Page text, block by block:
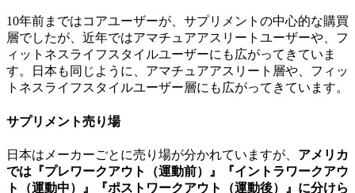
10年前まではコアユーザーが、サプリメントの中心的な購買
層でしたが、近年ではアマチュアアスリートユーザーや、フ
ィットネスライフスタイルユーザーにも広がってきていま
す。日本も同じように、アマチュアアスリート層や、フィッ
トネスライフスタイルユーザー層にも広がってきています。
サプリメント売り場
日本はメーカーごとに売り場が分かれていますが、 アメリカ
では『プレワークアウト（運動前）』『イントラワークアウ
ト（運動中）』『ポストワークアウト（運動後）』に分けら